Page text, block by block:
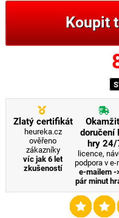
Koupit
Zlatý certifikát
heureka.cz
ověřeno
zákazníky
víc jak 6 let
zkušeností
doručení
hry 24/
licence,
podpora v e-
e-mailem -
pár minut